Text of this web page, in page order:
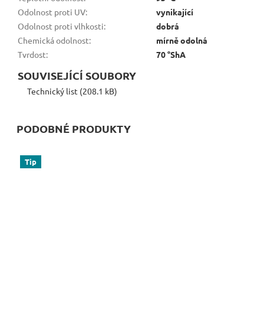
Odolnost proti UV:
vynikající
Odolnost proti vlhkosti:
dobrá
Chemická odolnost:
mírně odolná
Tvrdost: 70 °ShA
SOUVISEJÍCÍ SOUBORY
Technický list (208.1 kB)
PODOBNÉ PRODUKTY
Tip